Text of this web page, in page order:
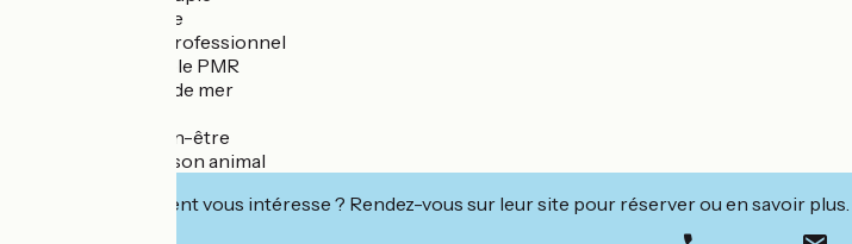
✔ Séjour en famille
✔ Déplacement professionnel
✔ Séjour accessible PMR
✔ Séjour en bord de mer
✔ Parenthèse bien-être
✔ Vacances avec son animal
Cet établissement vous intéresse ? Rendez-vous sur leur site pour réserver ou en savoir plus.